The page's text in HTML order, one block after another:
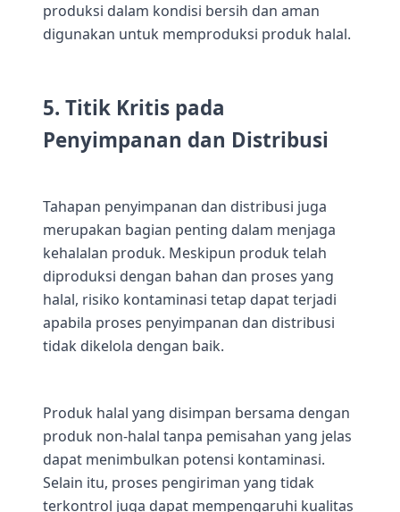
produksi dalam kondisi bersih dan aman
digunakan untuk memproduksi produk halal.
5. Titik Kritis pada
Penyimpanan dan Distribusi
Tahapan penyimpanan dan distribusi juga
merupakan bagian penting dalam menjaga
kehalalan produk. Meskipun produk telah
diproduksi dengan bahan dan proses yang
halal, risiko kontaminasi tetap dapat terjadi
apabila proses penyimpanan dan distribusi
tidak dikelola dengan baik.
Produk halal yang disimpan bersama dengan
produk non-halal tanpa pemisahan yang jelas
dapat menimbulkan potensi kontaminasi.
Selain itu, proses pengiriman yang tidak
terkontrol juga dapat mempengaruhi kualitas